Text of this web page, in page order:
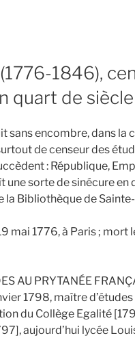
1846),
quart de
sans encombre, dans la
de censeur des
: République,
une sorte de sinécure en
la Bibliothèque de
mai 1776, à Paris ;
AU PRYTANÉE
1798, maître
du Collège Egalité
aujourd’hui lycée